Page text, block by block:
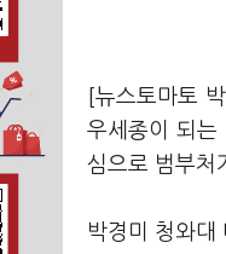
[뉴스토마토
우세종이 되는
심으로 범부처
박경미 청와대